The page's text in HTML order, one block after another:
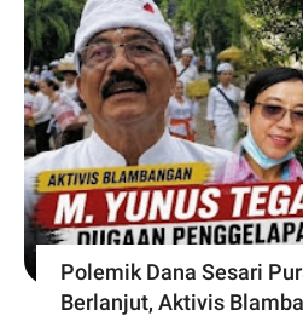
Polemik Dana Sesari
Berlanjut, Aktivis